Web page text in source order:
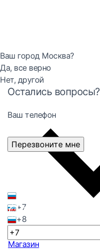
Ваш город Москва?
Да, все верно
Нет, другой
Остались вопросы?
Ваш телефон
+7
+8
Перезвоните мне
Магазин